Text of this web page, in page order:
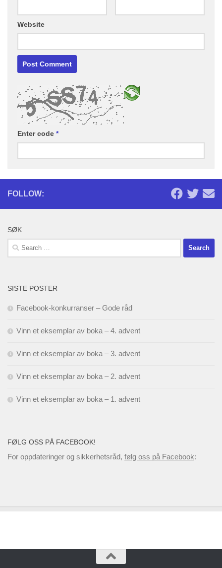
Website
Enter code *
FOLLOW:
SØK
Search
for:
SISTE POSTER
Facebook-konkurranser – Gode råd
Vinn et eksemplar av boka – 4. advent
Vinn et eksemplar av boka – 3. advent
Vinn et eksemplar av boka – 2. advent
Vinn et eksemplar av boka – 1. advent
FØLG OSS PÅ FACEBOOK!
For oppdateringer og sikkerhetsråd, følg oss på Facebook: